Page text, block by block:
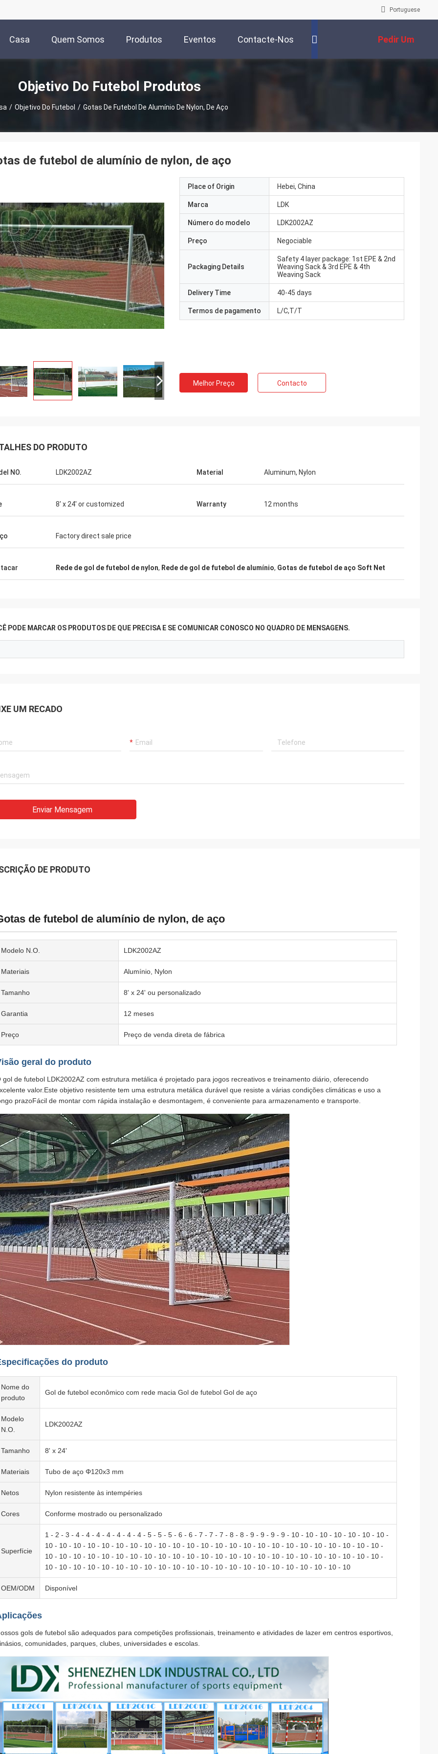
Portuguese
Casa Quem Somos Produtos Eventos Contacte-Nos Pedir Um
Orçamento
Objetivo Do Futebol Produtos
/ Objetivo Do Futebol / Gotas De Futebol De Alumínio De Nylon, De Aço
de futebol de alumínio de nylon, de aço
Place of Origin Hebei, China
Marca LDK
Número do modelo LDK2002AZ
Preço Negociable
Packaging Details
Safety 4 layer package: 1st EPE & 2nd
Weaving Sack & 3rd EPE & 4th
Weaving Sack
Delivery Time 40-45 days
Termos de pagamento L/C,T/T
Melhor Preço Contacto
DO PRODUTO
NO. LDK2002AZ Material Aluminum, Nylon
8' x 24' or customized Warranty 12 months
Factory direct sale price
Rede de gol de futebol de nylon, Rede de gol de futebol de alumínio, Gotas de futebol de aço Soft Net
PODE MARCAR OS PRODUTOS DE QUE PRECISA E SE COMUNICAR CONOSCO NO QUADRO DE MENSAGENS.
UM RECADO
Enviar Mensagem
DE PRODUTO
de futebol de alumínio de nylon, de aço
Modelo N.O. LDK2002AZ
Materiais Alumínio, Nylon
Tamanho 8' x 24' ou personalizado
Garantia 12 meses
Preço Preço de venda direta de fábrica
geral do produto
gol de futebol LDK2002AZ com estrutura metálica é projetado para jogos recreativos e treinamento diário, oferecendo
valor.Este objetivo resistente tem uma estrutura metálica durável que resiste a várias condições climáticas e uso a
prazoFácil de montar com rápida instalação e desmontagem, é conveniente para armazenamento e transporte.
do produto
Nome do
produto
Gol de futebol econômico com rede macia Gol de futebol Gol de aço
Modelo
N.O.
LDK2002AZ
Tamanho 8' x 24'
Materiais Tubo de aço Φ120x3 mm
Netos Nylon resistente às intempéries
Cores Conforme mostrado ou personalizado
Superfície
1 - 2 - 3 - 4 - 4 - 4 - 4 - 4 - 4 - 4 - 5 - 5 - 5 - 6 - 6 - 7 - 7 - 7 - 8 - 8 - 9 - 9 - 9 - 9 - 10 - 10 - 10 - 10 - 10 - 10 - 10 -
10 - 10 - 10 - 10 - 10 - 10 - 10 - 10 - 10 - 10 - 10 - 10 - 10 - 10 - 10 - 10 - 10 - 10 - 10 - 10 - 10 - 10 - 10 - 10 -
10 - 10 - 10 - 10 - 10 - 10 - 10 - 10 - 10 - 10 - 10 - 10 - 10 - 10 - 10 - 10 - 10 - 10 - 10 - 10 - 10 - 10 - 10 - 10 -
10 - 10 - 10 - 10 - 10 - 10 - 10 - 10 - 10 - 10 - 10 - 10 - 10 - 10 - 10 - 10 - 10 - 10 - 10 - 10 - 10 - 10
OEM/ODM Disponível
gols de futebol são adequados para competições profissionais, treinamento e atividades de lazer em centros esportivos,
comunidades, parques, clubes, universidades e escolas.